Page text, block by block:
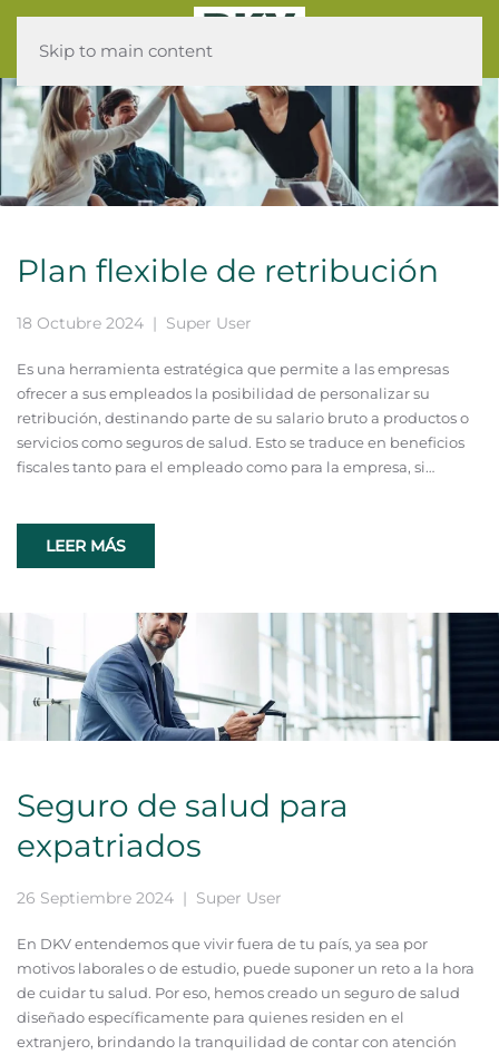
Skip to main content
Plan flexible de retribución
18 Octubre 2024 | Super User
Es una herramienta estratégica que permite a las empresas
ofrecer a sus empleados la posibilidad de personalizar su
retribución, destinando parte de su salario bruto a productos o
servicios como seguros de salud. Esto se traduce en beneficios
fiscales tanto para el empleado como para la empresa, si…
LEER MÁS
Seguro de salud para
expatriados
26 Septiembre 2024 | Super User
En DKV entendemos que vivir fuera de tu país, ya sea por
motivos laborales o de estudio, puede suponer un reto a la hora
de cuidar tu salud. Por eso, hemos creado un seguro de salud
diseñado específicamente para quienes residen en el
extranjero, brindando la tranquilidad de contar con atención